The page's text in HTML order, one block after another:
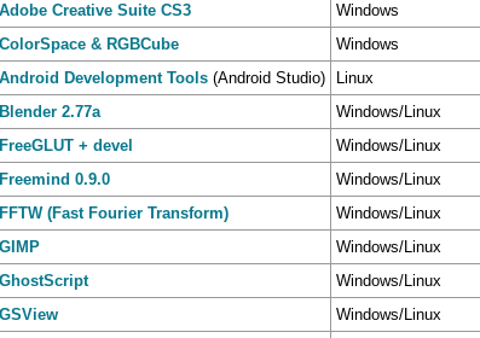
Adobe Creative Suite CS3
Windows
ColorSpace & RGBCube
Windows
Android Development Tools (Android Studio)
Linux
Blender 2.77a
Windows/Linux
FreeGLUT + devel
Windows/Linux
Freemind 0.9.0
Windows/Linux
FFTW (Fast Fourier Transform)
Windows/Linux
GIMP
Windows/Linux
GhostScript
Windows/Linux
GSView
Windows/Linux